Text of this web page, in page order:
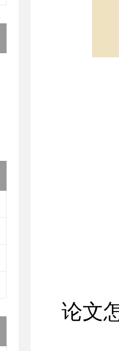
论文